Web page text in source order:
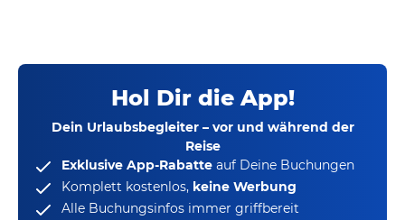
Hol Dir die App!
Dein Urlaubsbegleiter – vor und während der
Reise
Exklusive App-Rabatte auf Deine Buchungen
Komplett kostenlos, keine Werbung
Alle Buchungsinfos immer griffbereit